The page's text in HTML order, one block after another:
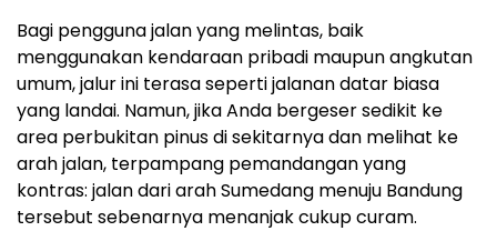
Bagi pengguna jalan yang melintas, baik
menggunakan kendaraan pribadi maupun angkutan
umum, jalur ini terasa seperti jalanan datar biasa
yang landai. Namun, jika Anda bergeser sedikit ke
area perbukitan pinus di sekitarnya dan melihat ke
arah jalan, terpampang pemandangan yang
kontras: jalan dari arah Sumedang menuju Bandung
tersebut sebenarnya menanjak cukup curam.